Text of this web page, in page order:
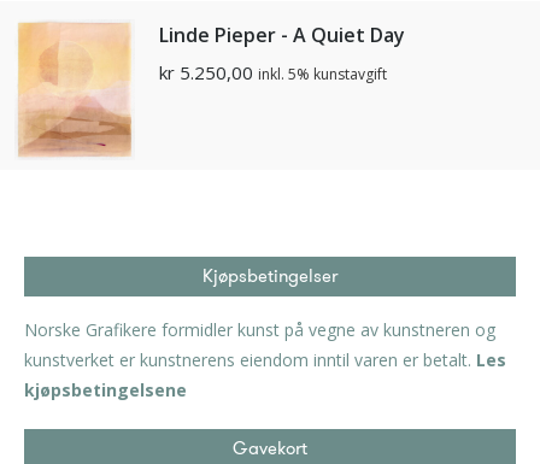
Linde Pieper - A Quiet Day
kr 5.250,00 inkl. 5% kunstavgift
Kjøpsbetingelser
Norske Grafikere formidler kunst på vegne av kunstneren og
kunstverket er kunstnerens eiendom inntil varen er betalt. Les
kjøpsbetingelsene
Gavekort